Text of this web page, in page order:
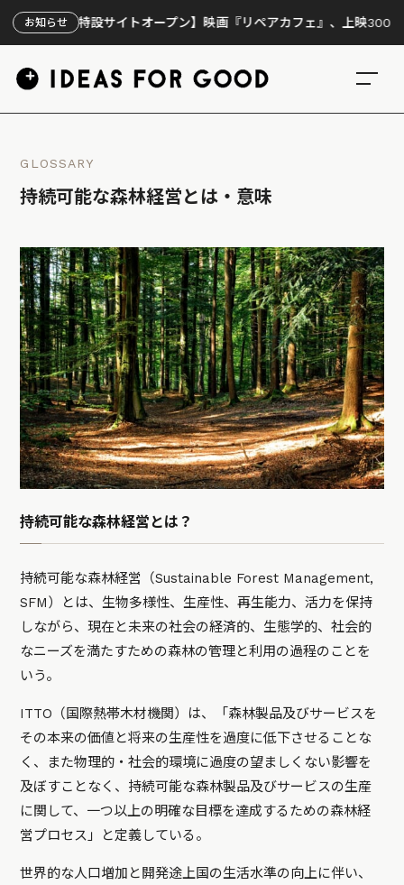
お知らせ
【特設サイトオープン】映画『リペアカフェ』、上映300回の先で
GLOSSARY
持続可能な森林経営とは・意味
持続可能な森林経営とは？
持続可能な森林経営（Sustainable Forest Management,
SFM）とは、生物多様性、生産性、再生能力、活力を保持
しながら、現在と未来の社会の経済的、生態学的、社会的
なニーズを満たすための森林の管理と利用の過程のことを
いう。
ITTO（国際熱帯木材機関）は、「森林製品及びサービスを
その本来の価値と将来の生産性を過度に低下させることな
く、また物理的・社会的環境に過度の望ましくない影響を
及ぼすことなく、持続可能な森林製品及びサービスの生産
に関して、一つ以上の明確な目標を達成するための森林経
営プロセス」と定義している。
世界的な人口増加と開発途上国の生活水準の向上に伴い、